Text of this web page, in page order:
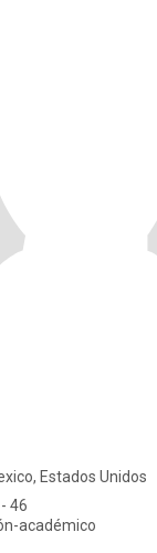
Estados Unidos
46
académico